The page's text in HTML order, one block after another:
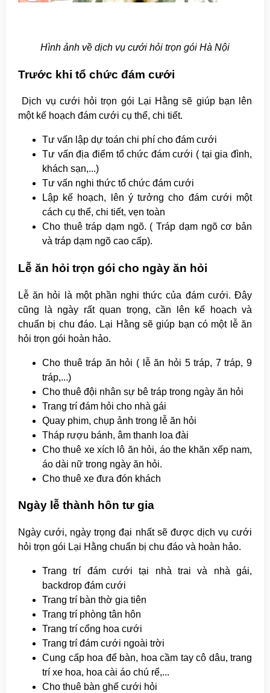
Hình ảnh về dịch vụ cưới hỏi trọn gói Hà Nội
Trước khi tổ chức đám cưới
Dịch vụ cưới hỏi trọn gói Lại Hằng sẽ giúp bạn lên
một kế hoạch đám cưới cụ thể, chi tiết.
Tư vấn lập dự toán chi phí cho đám cưới
Tư vấn địa điểm tổ chức đám cưới ( tại gia đình,
khách sạn,...)
Tư vấn nghi thức tổ chức đám cưới
Lập kế hoạch, lên ý tưởng cho đám cưới một
cách cụ thể, chi tiết, vẹn toàn
Cho thuê tráp dạm ngõ. ( Tráp dạm ngõ cơ bản
và tráp dạm ngõ cao cấp).
Lễ ăn hỏi trọn gói cho ngày ăn hỏi
Lễ ăn hỏi là một phần nghi thức của đám cưới. Đây
cũng là ngày rất quan trọng, cần lên kế hoạch và
chuẩn bị chu đáo. Lại Hằng sẽ giúp bạn có một lễ ăn
hỏi trọn gói hoàn hảo.
Cho thuê tráp ăn hỏi ( lễ ăn hỏi 5 tráp, 7 tráp, 9
tráp,...)
Cho thuê đội nhân sự bê tráp trong ngày ăn hỏi
Trang trí đám hỏi cho nhà gái
Quay phim, chụp ảnh trong lễ ăn hỏi
Tháp rượu bánh, âm thanh loa đài
Cho thuê xe xích lô ăn hỏi, áo the khăn xếp nam,
áo dài nữ trong ngày ăn hỏi.
Cho thuê xe đưa đón khách
Ngày lễ thành hôn tư gia
Ngày cưới, ngày trọng đại nhất sẽ được dịch vụ cưới
hỏi trọn gói Lại Hằng chuẩn bị chu đáo và hoàn hảo.
Trang trí đám cưới tại nhà trai và nhà gái,
backdrop đám cưới
Trang trí bàn thờ gia tiên
Trang trí phòng tân hôn
Trang trí cổng hoa cưới
Trang trí đám cưới ngoài trời
Cung cấp hoa để bàn, hoa cầm tay cô dâu, trang
trí xe hoa, hoa cài áo chú rể,...
Cho thuê bàn ghế cưới hỏi